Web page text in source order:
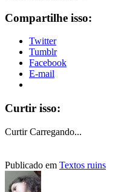
Compartilhe isso:
Twitter
Tumblr
Facebook
E-mail
Curtir isso:
Curtir Carregando...
Publicado em Textos ruins